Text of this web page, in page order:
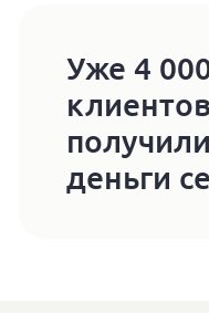
Уже 4
клиентов
деньги